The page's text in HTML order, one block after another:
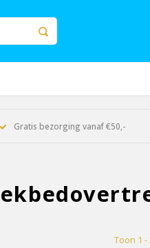
Gratis bezorging vanaf €50,-
Toon 1 -